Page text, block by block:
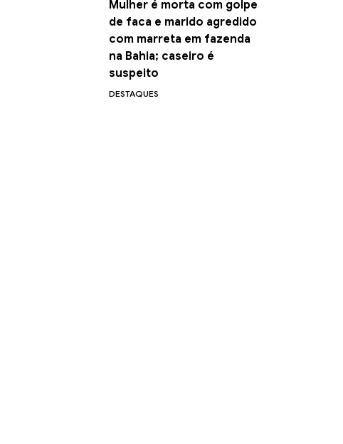
Mulher é morta com golpe
de faca e marido agredido
com marreta em fazenda
na Bahia; caseiro é
suspeito
DESTAQUES